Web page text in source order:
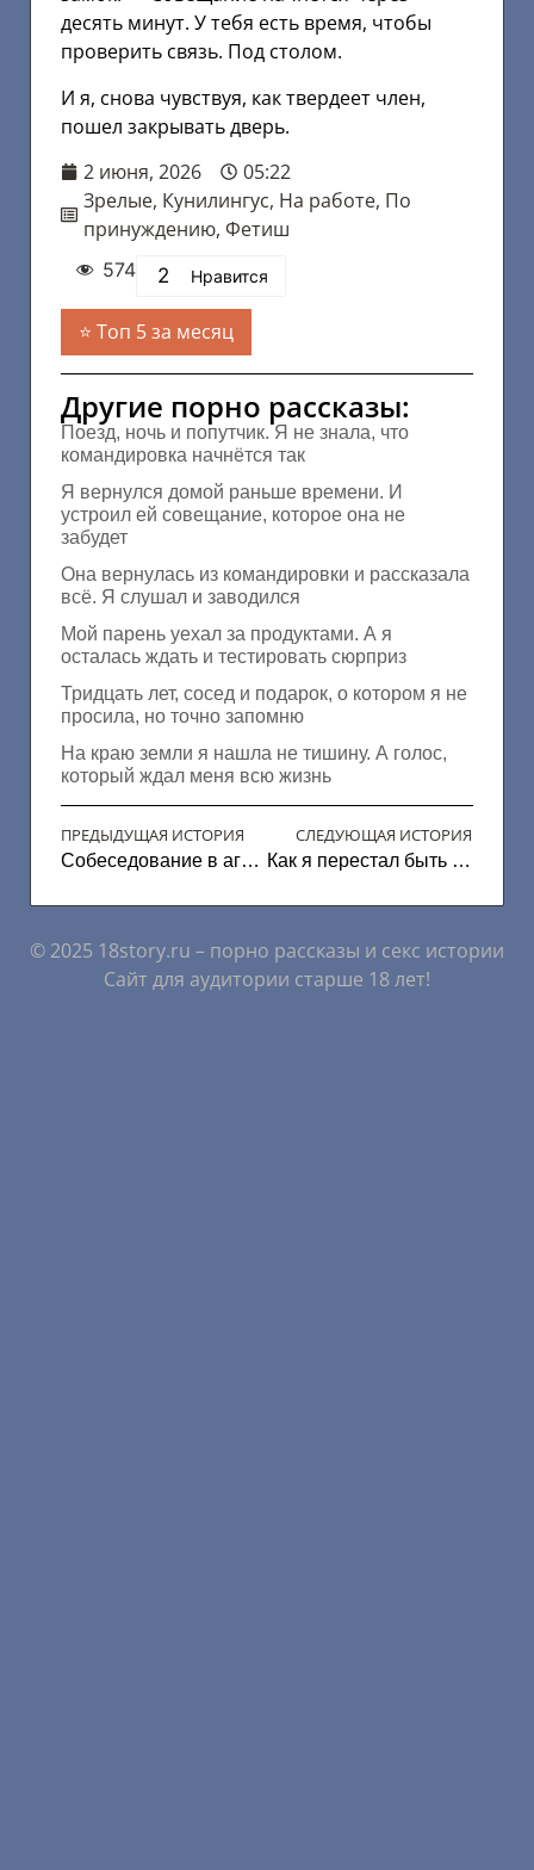
десять минут. У тебя есть время, чтобы
проверить связь. Под столом.
И я, снова чувствуя, как твердеет член,
пошел закрывать дверь.
2 июня, 2026
05:22
Зрелые, Кунилингус, На работе, По
принуждению, Фетиш
574 2 Нравится
Топ 5 за месяц
Другие порно рассказы:
Поезд, ночь и попутчик. Я не знала, что
командировка начнётся так
Я вернулся домой раньше времени. И
устроил ей совещание, которое она не
забудет
Она вернулась из командировки и рассказала
всё. Я слушал и заводился
Мой парень уехал за продуктами. А я
осталась ждать и тестировать сюрприз
Тридцать лет, сосед и подарок, о котором я не
просила, но точно запомню
На краю земли я нашла не тишину. А голос,
который ждал меня всю жизнь
ПРЕДЫДУЩАЯ ИСТОРИЯ
Собеседование в агентстве недвижимости: как я получил работу и не только
СЛЕДУЮЩАЯ ИСТОРИЯ
Как я перестал быть просто менеджером
© 2025 18story.ru – порно рассказы и секс истории
Сайт для аудитории старше 18 лет!